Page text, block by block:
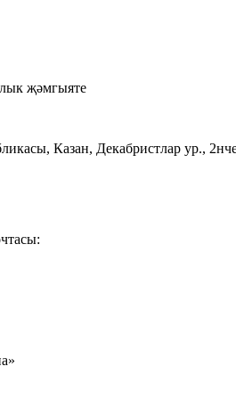
җәмгыяте
Казан, Декабристлар ур.,